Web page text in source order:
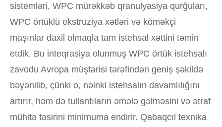
sistemləri, WPC mürəkkəb qranulyasiya qurğuları,
WPC örtüklü ekstruziya xətləri və köməkçi
maşınlar daxil olmaqla tam istehsal xəttini təmin
etdik. Bu inteqrasiya olunmuş WPC örtük istehsalı
zavodu Avropa müştərisi tərəfindən geniş şəkildə
bəyənilib, çünki o, nəinki istehsalın davamlılığını
artırır, həm də tullantıların əmələ gəlməsini və ətraf
mühitə təsirini minimuma endirir. Qabaqcıl texnika